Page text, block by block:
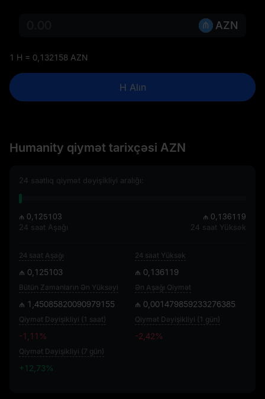
AZN
1 H = 0,132158 AZN
H Alın
Humanity qiymət tarixçəsi AZN
24 saatlıq qiymət dəyişikliyi aralığı:
₼ 0,125103
24 saat Aşağı
₼ 0,136119
24 saat Yüksək
24 saat Aşağı
₼ 0,125103
24 saat Yüksək
₼ 0,136119
Bütün Zamanların Ən Yüksəyi
₼ 1,45085820090979155
Ən Aşağı Qiymət
₼ 0,001479859233276385
Qiymət Dəyişikliyi (1 saat)
-1,11%
Qiymət Dəyişikliyi (1 gün)
-2,42%
Qiymət Dəyişikliyi (7 gün)
+12,73%